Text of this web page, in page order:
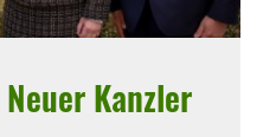
Kanzler